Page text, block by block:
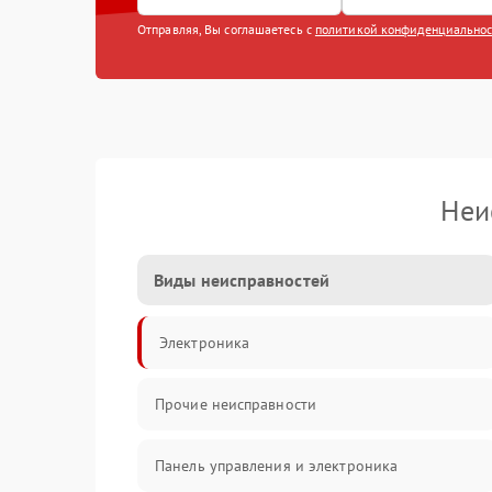
Отправляя, Вы соглашаетесь с политикой
Виды неисправностей
Электроника
Прочие неисправности
Панель управления и электроника